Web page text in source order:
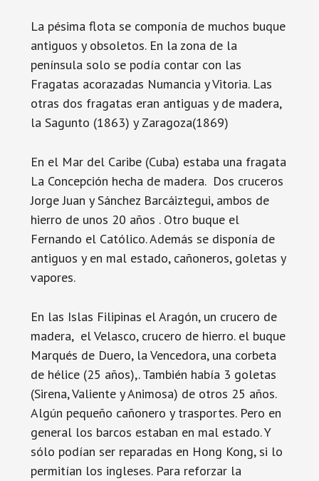
La pésima flota se componía de muchos buque
antiguos y obsoletos. En la zona de la
península solo se podía contar con las
Fragatas acorazadas Numancia y Vitoria. Las
otras dos fragatas eran antiguas y de madera,
la Sagunto (1863) y Zaragoza(1869)
En el Mar del Caribe (Cuba) estaba una fragata
La Concepción hecha de madera. Dos cruceros
Jorge Juan y Sánchez Barcáiztegui, ambos de
hierro de unos 20 años . Otro buque el
Fernando el Católico. Además se disponía de
antiguos y en mal estado, cañoneros, goletas y
vapores.
En las Islas Filipinas el Aragón, un crucero de
madera, el Velasco, crucero de hierro. el buque
Marqués de Duero, la Vencedora, una corbeta
de hélice (25 años),. También había 3 goletas
(Sirena, Valiente y Animosa) de otros 25 años.
Algún pequeño cañonero y trasportes. Pero en
general los barcos estaban en mal estado. Y
sólo podían ser reparadas en Hong Kong, si lo
permitían los ingleses. Para reforzar la